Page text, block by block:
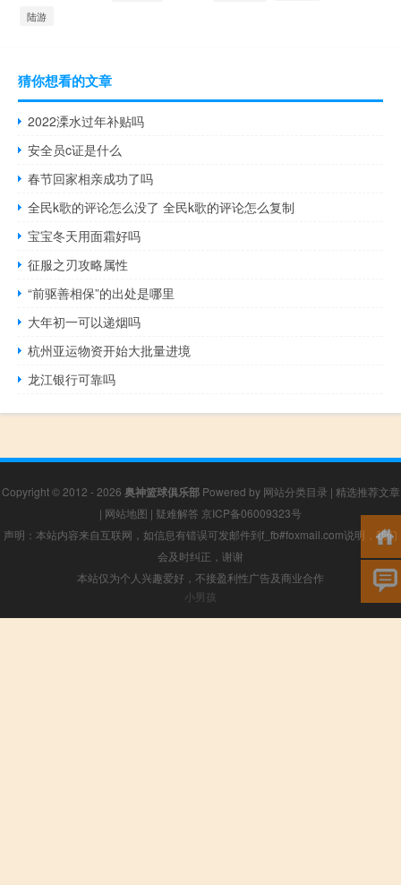
陆游
猜你想看的文章
2022溧水过年补贴吗
安全员c证是什么
春节回家相亲成功了吗
全民k歌的评论怎么没了 全民k歌的评论怎么复制
宝宝冬天用面霜好吗
征服之刃攻略属性
“前驱善相保”的出处是哪里
大年初一可以递烟吗
杭州亚运物资开始大批量进境
龙江银行可靠吗
Copyright © 2012 - 2026 奥神篮球俱乐部Powered by 网站分类目录 | 精选推荐文章
| 网站地图 | 疑难解答 京ICP备06009323号
声明：本站内容来自互联网，如信息有错误可发邮件到f_fb#foxmail.com说明，我们
会及时纠正，谢谢
本站仅为个人兴趣爱好，不接盈利性广告及商业合作
小男孩